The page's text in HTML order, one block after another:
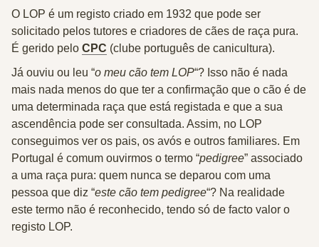
O LOP é um registo criado em 1932 que pode ser
solicitado pelos tutores e criadores de cães de raça pura.
É gerido pelo CPC (clube português de canicultura).
Já ouviu ou leu “o meu cão tem LOP“? Isso não é nada
mais nada menos do que ter a confirmação que o cão é de
uma determinada raça que está registada e que a sua
ascendência pode ser consultada. Assim, no LOP
conseguimos ver os pais, os avós e outros familiares. Em
Portugal é comum ouvirmos o termo “pedigree” associado
a uma raça pura: quem nunca se deparou com uma
pessoa que diz “este cão tem pedigree“? Na realidade
este termo não é reconhecido, tendo só de facto valor o
registo LOP.